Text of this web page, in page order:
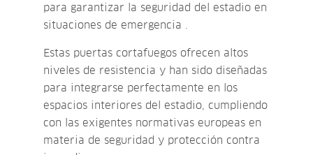
para garantizar la seguridad del estadio en
situaciones de emergencia .
Estas puertas cortafuegos ofrecen altos
niveles de resistencia y han sido diseñadas
para integrarse perfectamente en los
espacios interiores del estadio, cumpliendo
con las exigentes normativas europeas en
materia de seguridad y protección contra